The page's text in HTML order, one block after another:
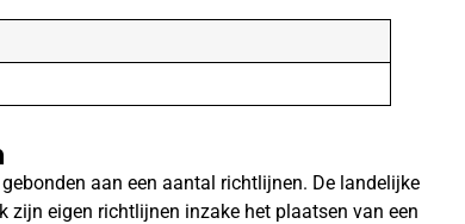
aan een aantal richtlijnen. De landelijke
zijn eigen richtlijnen inzake het plaatsen van een